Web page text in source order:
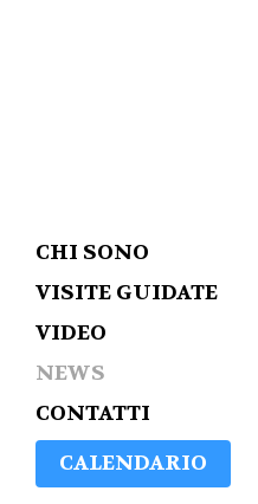
CHI SONO
VISITE GUIDATE
VIDEO
NEWS
CONTATTI
CALENDARIO